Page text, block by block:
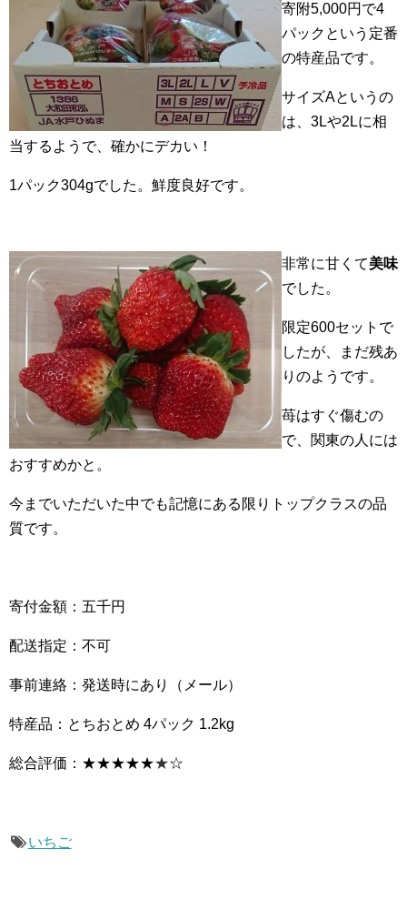
寄附5,000円で4
パックという定番
の特産品です。
サイズAというの
は、3Lや2Lに相
当するようで、確かにデカい！
1パック304gでした。鮮度良好です。
非常に甘くて美味
でした。
限定600セットで
したが、まだ残あ
りのようです。
苺はすぐ傷むの
で、関東の人には
おすすめかと。
今までいただいた中でも記憶にある限りトップクラスの品
質です。
寄付金額：五千円
配送指定：不可
事前連絡：発送時にあり（メール）
特産品：とちおとめ 4パック 1.2kg
総合評価：★★★★★★☆
いちご